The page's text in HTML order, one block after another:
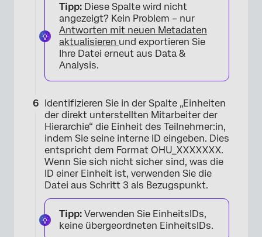
×
×
Tipp: Diese Spalte wird nicht
angezeigt? Kein Problem – nur
Antworten mit neuen Metadaten
aktualisieren und exportieren Sie
Ihre Datei erneut aus Data &
Analysis.
Identifizieren Sie in der Spalte „Einheiten
der direkt unterstellten Mitarbeiter der
Hierarchie“ die Einheit des Teilnehmer:in,
indem Sie seine interne ID eingeben. Dies
entspricht dem Format OHU_XXXXXXX.
Wenn Sie sich nicht sicher sind, was die
ID einer Einheit ist, verwenden Sie die
Datei aus Schritt 3 als Bezugspunkt.
Tipp: Verwenden Sie EinheitsIDs,
keine übergeordneten EinheitsIDs.